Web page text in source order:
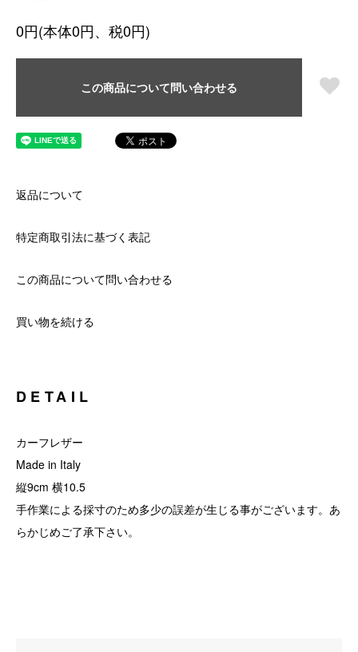
0円(本体0円、税0円)
この商品について問い合わせる
返品について
特定商取引法に基づく表記
この商品について問い合わせる
買い物を続ける
DETAIL
カーフレザー
Made in Italy
縦9cm 横10.5
手作業による採寸のため多少の誤差が生じる事がございます。あ
らかじめご了承下さい。